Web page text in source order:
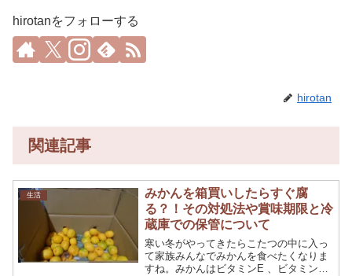
hirotanをフォローする
hirotan
関連記事
生活
みかんを箱買いしたらすぐ腐
る？！その対処法や賞味期限と冷
蔵庫での保管について
寒い冬がやってきたらこたつの中に入っ
て家族みんなでみかんを食べたくなりま
すね。みかんはビタミンE 、ビタミンC